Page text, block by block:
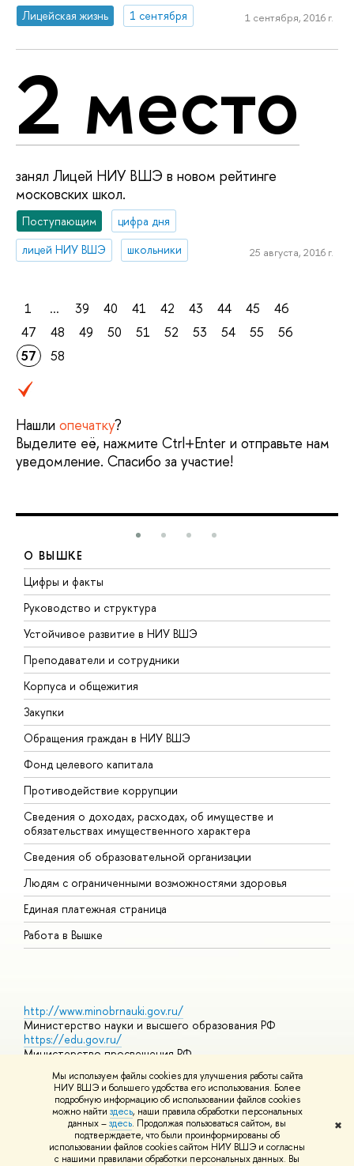
Мы используем файлы cookies для улучшения работы сайта
НИУ ВШЭ и большего удобства его использования. Более
подробную информацию об использовании файлов cookies
можно найти здесь, наши правила обработки персональных
данных –здесь. Продолжая пользоваться сайтом, вы
подтверждаете, что были проинформированы об
использовании файлов cookies сайтом НИУ ВШЭ и согласны
с нашими правилами обработки персональных данных. Вы
✖
Лицейская жизнь 1 сентября 1 сентября, 2016 г.
2 место
занял Лицей НИУ ВШЭ в новом рейтинге
московских школ.
Поступающим
цифра дня
лицей НИУ ВШЭ
школьники 25 августа, 2016 г.
1 ... 39 40 41 42 43 44 45
46
47
48 49 50 51 52 53 54 55
56
57
58
Нашли опечатку?
Выделите её, нажмите Ctrl+Enter и отправьте нам
уведомление. Спасибо за участие!
О ВЫШКЕ
Цифры и факты
Руководство и структура
Устойчивое развитие в НИУ ВШЭ
Преподаватели и сотрудники
Корпуса и общежития
Закупки
Обращения граждан в НИУ ВШЭ
Фонд целевого капитала
Противодействие коррупции
Сведения о доходах, расходах, об имуществе и
обязательствах имущественного характера
Сведения об образовательной организации
Людям с ограниченными возможностями здоровья
Единая платежная страница
Работа в Вышке
http://www.minobrnauki.gov.ru/
Министерство науки и высшего образования РФ
https://edu.gov.ru/
Министерство просвещения РФ
Массовые открытые онлайн-курсы
© НИУ ВШЭ 1993–2026 Адреса и контактыУсловия
использования материалов Политика конфиденциальности